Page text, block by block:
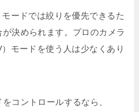
ードでは絞りを優先できるた
決められます。プロのカメラ
モードを使う人は少なくあり
コントロールするなら、